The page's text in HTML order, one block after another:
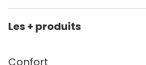
Les + produits
Confort